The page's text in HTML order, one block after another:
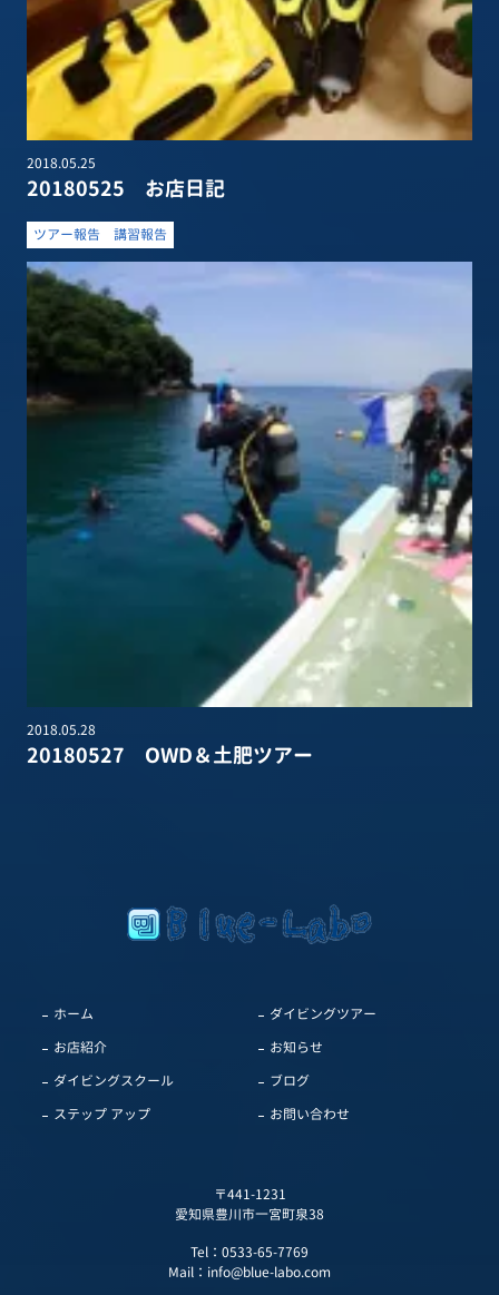
2018.05.25
20180525 お店日記
ツアー報告 講習報告
2018.05.28
20180527 OWD＆土肥ツアー
ホーム
お店紹介
ダイビングスクール
ステップ アップ
ダイビングツアー
お知らせ
ブログ
お問い合わせ
〒441-1231
愛知県豊川市一宮町泉38
Tel： 0533-65-7769
Mail： info@blue-labo.com